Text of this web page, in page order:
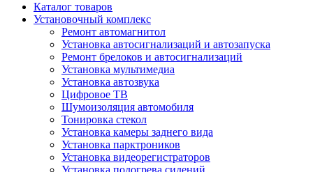
Каталог товаров
Установочный комплекс
Ремонт автомагнитол
Установка автосигнализаций и автозапуска
Ремонт брелоков и автосигнализаций
Установка мультимедиа
Установка автозвука
Цифровое ТВ
Шумоизоляция автомобиля
Тонировка стекол
Установка камеры заднего вида
Установка парктроников
Установка видеорегистраторов
Установка подогрева сидений